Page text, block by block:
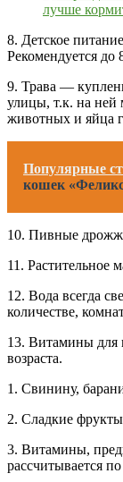
8. Детское
Рекомендуется до
9. Трава —
улицы, т.к. на ней
животных и яйца
Популярные
кошек
10. Пивные
11. Растительное
12. Вода всегда
количестве,
13. Витамины для
возраста.
1. Свинину,
2. Сладкие
3. Витамины,
рассчитывается по